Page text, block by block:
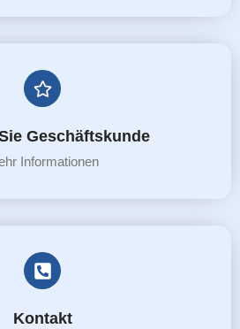
Geschäftskunde
Informationen
Kontakt